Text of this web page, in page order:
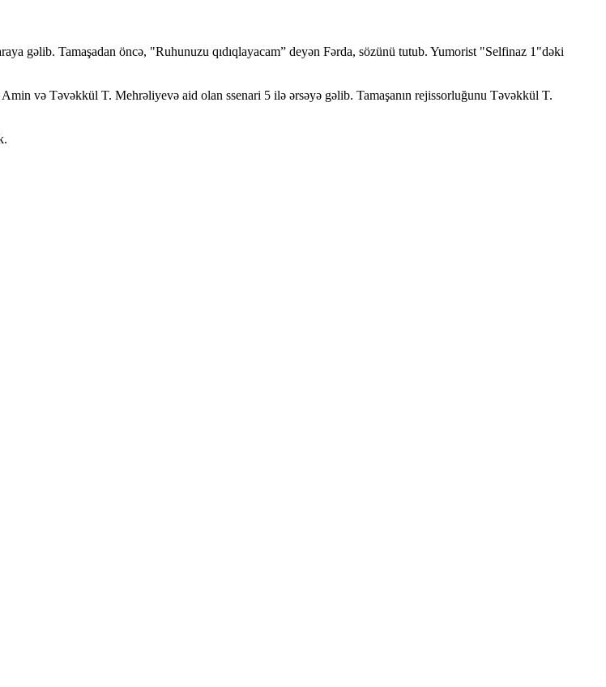
gəlib. Tamaşadan öncə, "Ruhunuzu qıdıqlayacam” deyən Fərda, sözünü tutub. Yumorist "Selfinaz 1"dəki
və Təvəkkül T. Mehrəliyevə aid olan ssenari 5 ilə ərsəyə gəlib. Tamaşanın rejissorluğunu Təvəkkül T.